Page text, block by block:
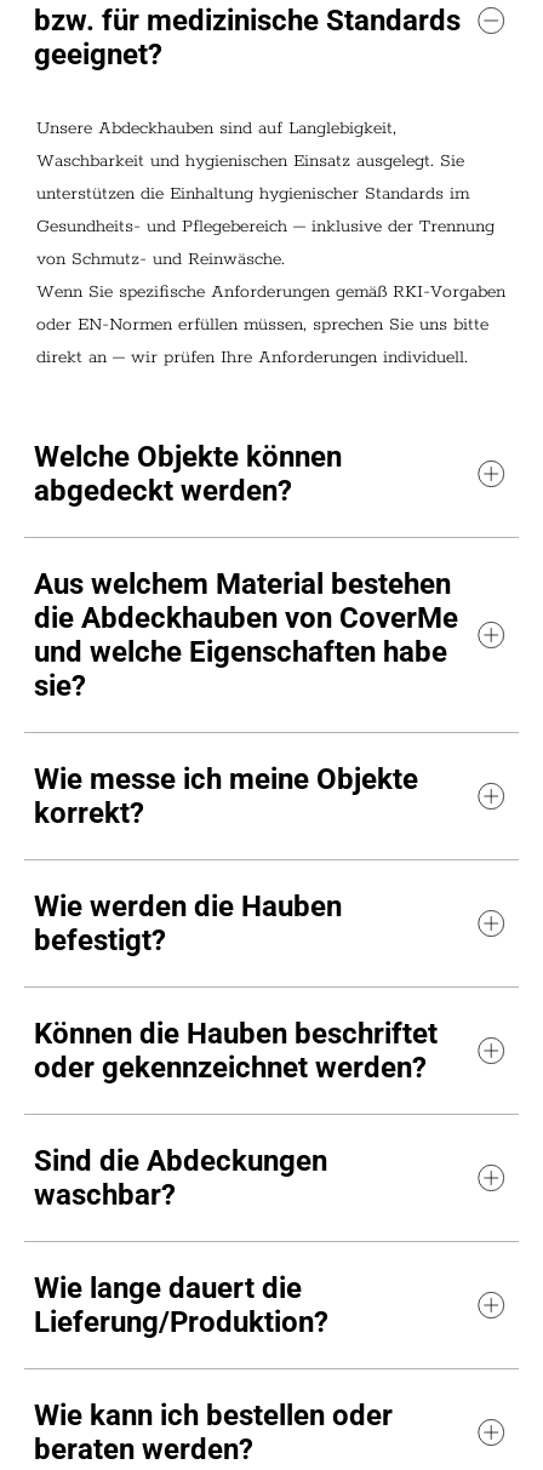
bzw. für medizinische Standards
geeignet?
Unsere Abdeckhauben sind auf Langlebigkeit,
Waschbarkeit und hygienischen Einsatz ausgelegt. Sie
unterstützen die Einhaltung hygienischer Standards im
Gesundheits- und Pflegebereich – inklusive der Trennung
von Schmutz- und Reinwäsche.
Wenn Sie spezifische Anforderungen gemäß RKI-Vorgaben
oder EN-Normen erfüllen müssen, sprechen Sie uns bitte
direkt an – wir prüfen Ihre Anforderungen individuell.
Welche Objekte können
abgedeckt werden?
Aus welchem Material bestehen
die Abdeckhauben von CoverMe
und welche Eigenschaften habe
sie?
Wie messe ich meine Objekte
korrekt?
Wie werden die Hauben
befestigt?
Können die Hauben beschriftet
oder gekennzeichnet werden?
Sind die Abdeckungen
waschbar?
Wie lange dauert die
Lieferung/Produktion?
Wie kann ich bestellen oder
beraten werden?